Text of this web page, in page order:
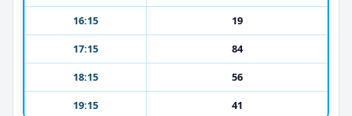
16:15
19
17:15
84
18:15
56
19:15
41